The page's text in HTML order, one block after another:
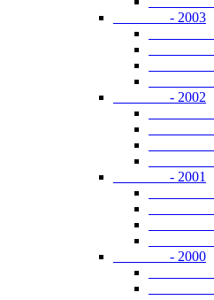
- 2003
-
-
-
-
- 2002
-
-
-
-
- 2001
-
-
-
-
- 2000
-
-